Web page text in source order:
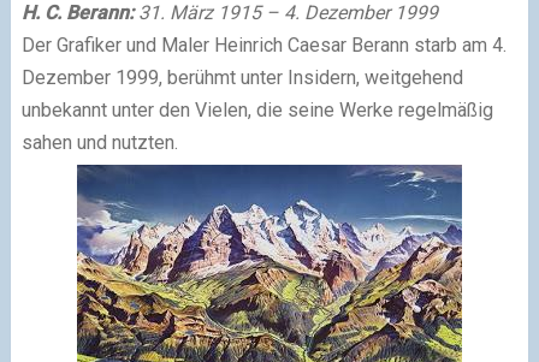
H. C. Berann:31. März 1915 – 4. Dezember 1999
Der Grafiker und Maler Heinrich Caesar Berann starb am 4.
Dezember 1999, berühmt unter Insidern, weitgehend
unbekannt unter den Vielen, die seine Werke regelmäßig
sahen und nutzten.